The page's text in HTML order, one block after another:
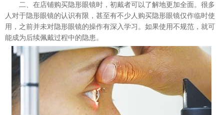
二、在店铺购买隐形眼镜时，初戴者可以了解地更加全面。很多
人对于隐形眼镜的认识有限，甚至有不少人购买隐形眼镜仅作临时使
用，之前并未对隐形眼镜的操作有深入学习。如果使用不规范，就可
能成为后续佩戴过程中的隐患。